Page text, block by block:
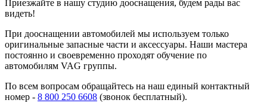
Приезжайте в нашу студию дооснащения, будем рады вас
видеть!
При дооснащении автомобилей мы используем только
оригинальные запасные части и аксессуары. Наши мастера
постоянно и своевременно проходят обучение по
автомобилям VAG группы.
По всем вопросам обращайтесь на наш единый контактный
номер - 8 800 250 6608 (звонок бесплатный).